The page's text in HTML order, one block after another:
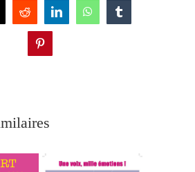
Reddit LinkedInWhatsAppTumblr
Pinterest